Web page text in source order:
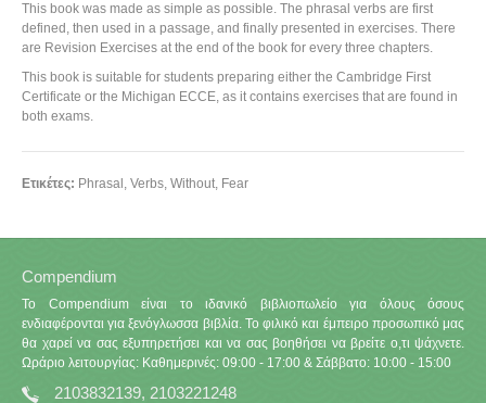
This book was made as simple as possible. The phrasal verbs are first
defined, then used in a passage, and finally presented in exercises. There
are Revision Exercises at the end of the book for every three chapters.
This book is suitable for students preparing either the Cambridge First
Certificate or the Michigan ECCE, as it contains exercises that are found in
both exams.
Ετικέτες: Phrasal , Verbs, Without, Fear
Compendium
Το Compendium είναι το ιδανικό βιβλιοπωλείο για όλους όσους
ενδιαφέρονται για ξενόγλωσσα βιβλία. Το φιλικό και έμπειρο προσωπικό μας
θα χαρεί να σας εξυπηρετήσει και να σας βοηθήσει να βρείτε ο,τι ψάχνετε.
Ωράριο λειτουργίας: Καθημερινές: 09:00 - 17:00 & Σάββατο: 10:00 - 15:00
2103832139, 2103221248